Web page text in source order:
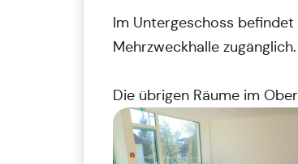
Im Untergeschoss
Mehrzweckhalle zugänglich.
Die übrigen Räume im